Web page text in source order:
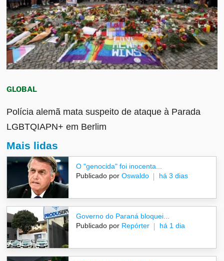
GLOBAL
Polícia alemã mata suspeito de ataque à Parada
LGBTQIAPN+ em Berlim
Mais lidas
O "genocida" foi inocenta...
Publicado por Oswaldo há 3 dias
Governo do Paraná bloquei...
Publicado por Repórter há 1 dia